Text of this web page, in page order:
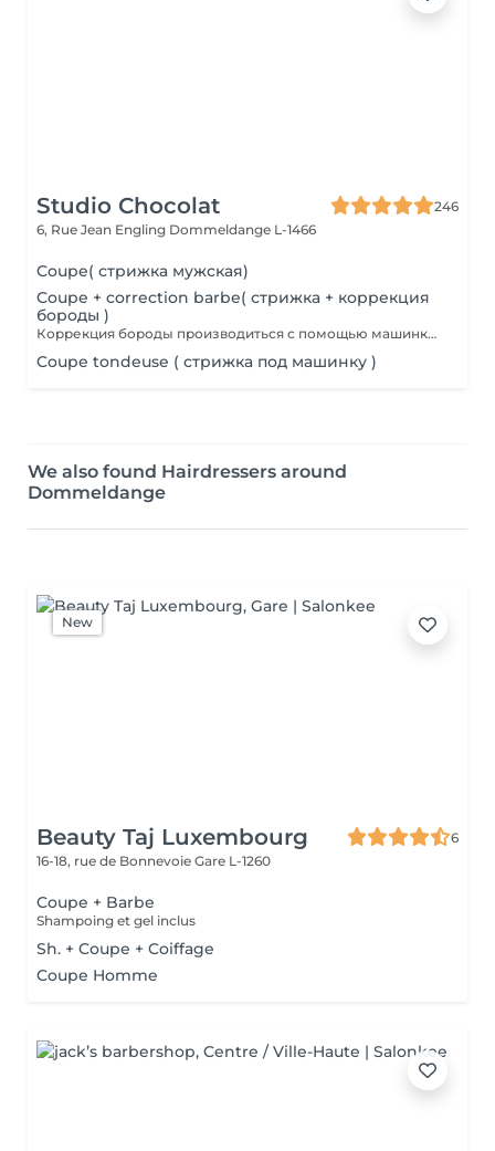
Studio Chocolat
246
6, Rue Jean Engling Dommeldange L-1466
Coupe( стрижка мужская)
Coupe + correction barbe( стрижка + коррекция
бороды )
Коррекция бороды производиться с помощью машинки для стрижки волос.
Coupe tondeuse ( стрижка под машинку )
We also found Hairdressers around
Dommeldange
New
Beauty Taj Luxembourg
6
16-18, rue de Bonnevoie Gare L-1260
Coupe + Barbe
Shampoing et gel inclus
Sh. + Coupe + Coiffage
Coupe Homme